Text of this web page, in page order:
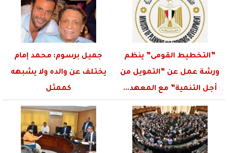
”التخطيط القومى” ينظم
ورشة عمل عن ”التمويل من
أجل التنمية” مع المعهد...
جميل برسوم: محمد إمام
يختلف عن والده ولا يشبهه
كممثل